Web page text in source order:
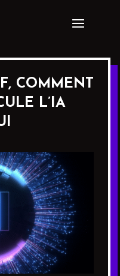
COMMENT
L’IA